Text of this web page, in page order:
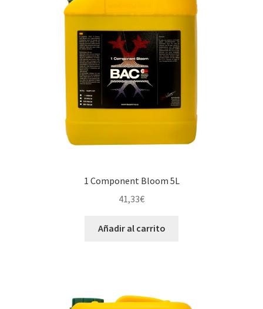
1 Component Bloom 5L
41,33€
Añadir al carrito